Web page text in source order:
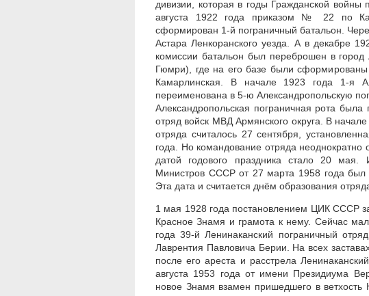
дивизии, которая в годы Гражданской
августа 1922 года приказом № 22 по
сформирован 1-й пограничный батальон.
Астара Ленкоранского уезда. А в декабре
комиссии батальон был переброшен в
Гюмри), где на его базе были
Камарлинская. В начале 1923 года 1-я
переименована в 5-ю Александропольскую
Александропольская пограничная рота
отряд войск МВД Армянского округа. В
отряда считалось 27 сентября,
года. Но командование отряда
датой годового праздника стало 20
Министров СССР от 27 марта 1958 года был
Эта дата и считается днём образования
1 мая 1928 года постановлением ЦИК СССР
Красное Знамя и грамота к нему. Сейчас
года 39-й Ленинаканский пограничный
Лаврентия Павловича Берии. На всех
после его ареста и расстрела
августа 1953 года от имени Президиума
новое Знамя взамен пришедшего в